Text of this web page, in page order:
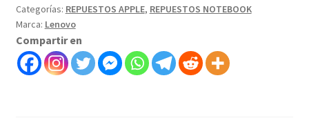
para
repuesto
-
ART
2000016
Categorías: REPUESTOS APPLE, REPUESTOS NOTEBOOK
Marca: Lenovo
Compartir en